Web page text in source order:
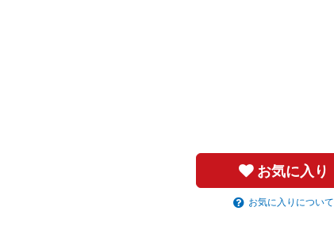
お気に入り
お気に入りについて